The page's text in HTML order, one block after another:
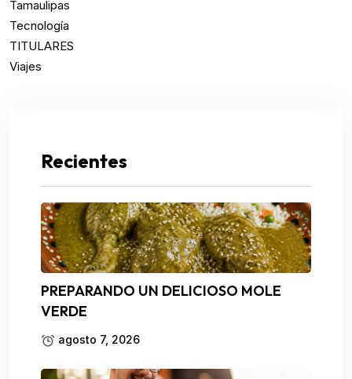
Tamaulipas
Tecnología
TITULARES
Viajes
Recientes
PREPARANDO UN DELICIOSO MOLE
VERDE
agosto 7, 2026